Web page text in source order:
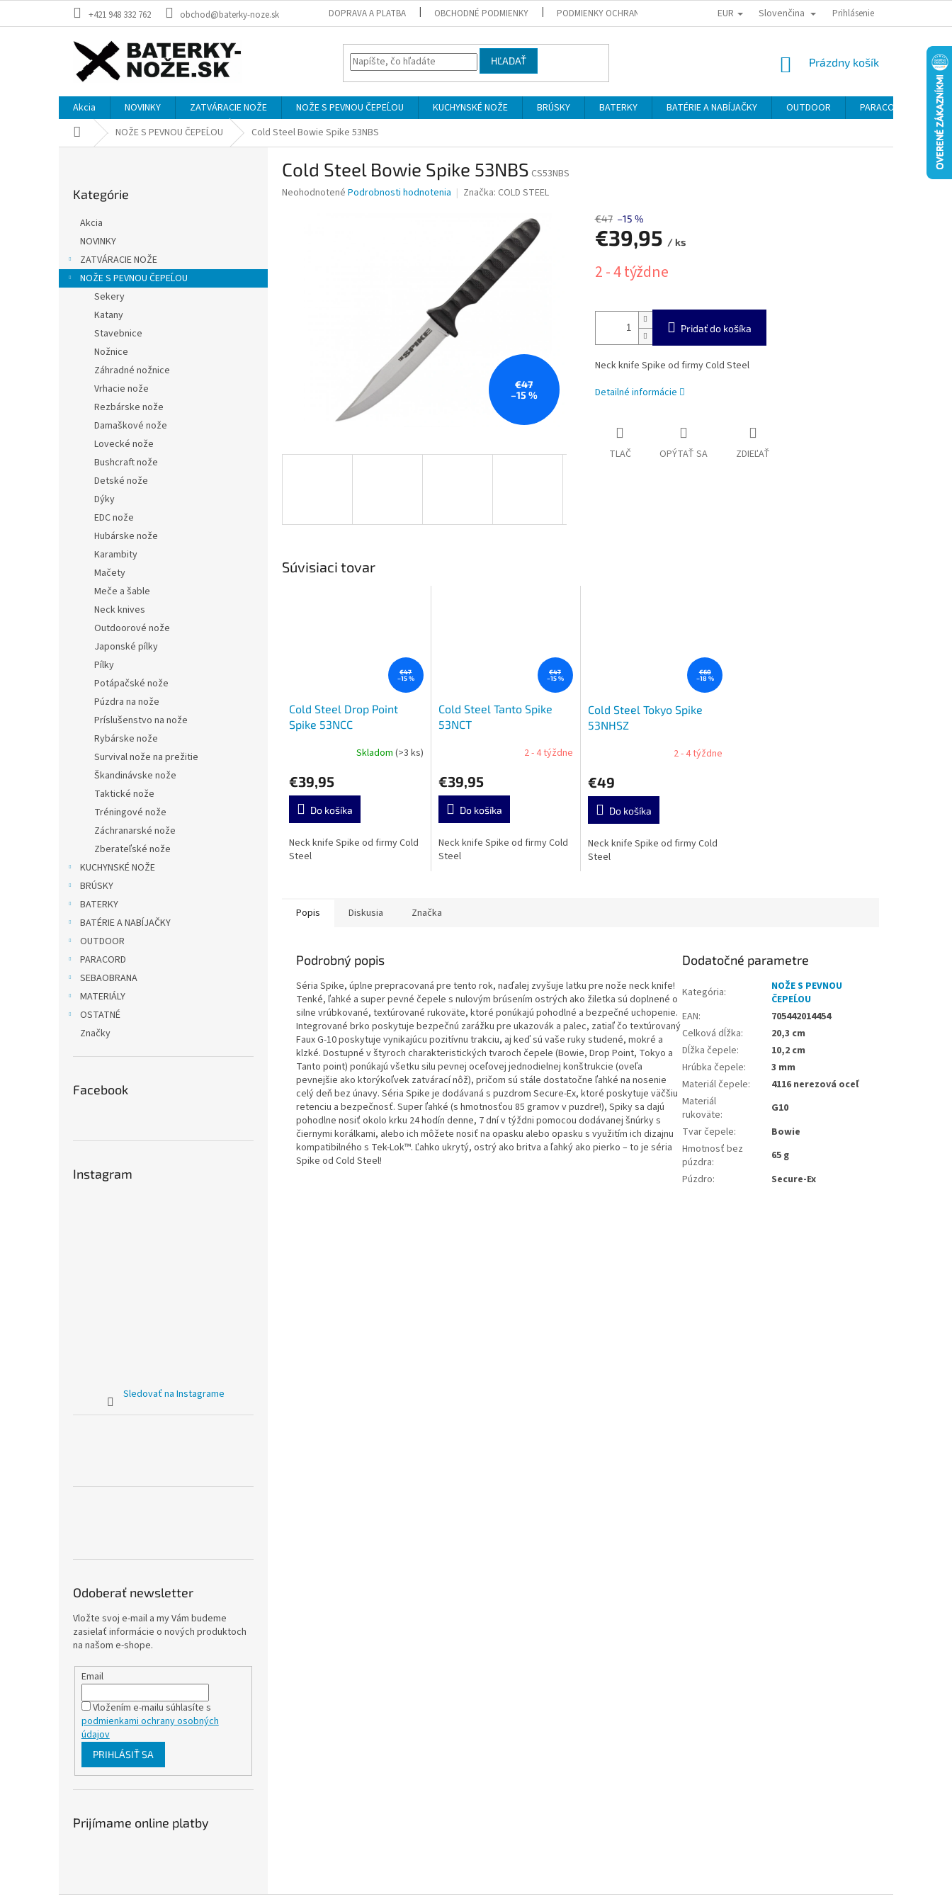
+421 948 332 762 obchod@baterky-noze.sk DOPRAVA A PLATBA OBCHODNÉ PODMIENKY PODMIENKY OCHRANY OSOBNÝCH ÚDAJOV ODSTÚPENIE OD KÚPNEJ ZMLUVY
EUR Slovenčina Prihlásenie
HĽADAŤ
NÁKUPNÝ
Prázdny košík
Akcia NOVINKY ZATVÁRACIE NOŽE NOŽE S PEVNOU ČEPEĹOU KUCHYNSKÉ NOŽE BRÚSKY BATERKY BATÉRIE A NABÍJAČKY OUTDOOR PARACORD
DomovNOŽE S PEVNOU ČEPEĹOU Cold Steel Bowie Spike 53NBS
kategórie
Kategórie
Akcia
NOVINKY
ZATVÁRACIE NOŽE
NOŽE S PEVNOU ČEPEĹOU
Sekery
Katany
Stavebnice
Nožnice
Záhradné nožnice
Vrhacie nože
Rezbárske nože
Damaškové nože
Lovecké nože
Bushcraft nože
Detské nože
Dýky
EDC nože
Hubárske nože
Karambity
Mačety
Meče a šable
Neck knives
Outdoorové nože
Japonské pílky
Pílky
Potápačské nože
Púzdra na nože
Príslušenstvo na nože
Rybárske nože
Survival nože na prežitie
Škandinávske nože
Taktické nože
Tréningové nože
Záchranarské nože
Zberateľské nože
KUCHYNSKÉ NOŽE
BRÚSKY
BATERKY
BATÉRIE A NABÍJAČKY
OUTDOOR
PARACORD
SEBAOBRANA
MATERIÁLY
OSTATNÉ
Značky
Facebook
Instagram
Sledovať na Instagrame
Odoberať newsletter
Vložte svoj e-mail a my Vám budeme
zasielať informácie o nových produktoch
na našom e-shope.
Email
Vložením e-mailu súhlasíte s
podmienkami ochrany osobných
údajov
PRIHLÁSIŤ SA
Prijímame online platby
Cold Steel Bowie Spike 53NBS CS53NBS
Priemerné
Neohodnotené Podrobnosti hodnotenia Značka: COLD STEEL
€47
–15 %
€47 –15 %
€39,95 / ks
cena:
2 - 4 týždne
Pridať do košíka
Neck knife Spike od firmy Cold Steel
Detailné informácie
TLAČ OPÝTAŤ SA ZDIEĽAŤ
Súvisiaci tovar
€47
–15 %
Cold Steel Drop Point
Spike 53NCC
Skladom (>3 ks)
€39,95
Do košíka
Neck knife Spike od firmy Cold
Steel
€47
–15 %
Cold Steel Tanto Spike
53NCT
2 - 4 týždne
€39,95
Do košíka
Neck knife Spike od firmy Cold
Steel
€60
–18 %
Cold Steel Tokyo Spike
53NHSZ
2 - 4 týždne
€49
Do košíka
Neck knife Spike od firmy Cold
Steel
Popis Diskusia Značka
Podrobný popis
Séria Spike, úplne prepracovaná pre tento rok, naďalej zvyšuje latku pre nože neck knife!
Tenké, ľahké a super pevné čepele s nulovým brúsením ostrých ako žiletka sú doplnené o
silne vrúbkované, textúrované rukoväte, ktoré ponúkajú pohodlné a bezpečné uchopenie.
Integrované brko poskytuje bezpečnú zarážku pre ukazovák a palec, zatiaľ čo textúrovaný
Faux G-10 poskytuje vynikajúcu pozitívnu trakciu, aj keď sú vaše ruky studené, mokré a
klzké. Dostupné v štyroch charakteristických tvaroch čepele (Bowie, Drop Point, Tokyo a
Tanto point) ponúkajú všetku silu pevnej oceľovej jednodielnej konštrukcie (oveľa
pevnejšie ako ktorýkoľvek zatvárací nôž), pričom sú stále dostatočne ľahké na nosenie
celý deň bez únavy. Séria Spike je dodávaná s puzdrom Secure-Ex, ktoré poskytuje väčšiu
retenciu a bezpečnosť. Super ľahké (s hmotnosťou 85 gramov v puzdre!), Spiky sa dajú
pohodlne nosiť okolo krku 24 hodín denne, 7 dní v týždni pomocou dodávanej šnúrky s
čiernymi korálkami, alebo ich môžete nosiť na opasku alebo opasku s využitím ich dizajnu
kompatibilného s Tek-Lok™. Ľahko ukrytý, ostrý ako britva a ľahký ako pierko – to je séria
Spike od Cold Steel!
Dodatočné parametre
Kategória:
NOŽE S PEVNOU
ČEPEĹOU
EAN:
705442014454
Celková dĺžka:
20,3 cm
Dĺžka čepele:
10,2 cm
Hrúbka čepele:
3 mm
Materiál čepele:
4116 nerezová oceľ
Materiál
rukoväte:
G10
Tvar čepele:
Bowie
Hmotnosť bez
púzdra:
65 g
Púzdro: Secure-Ex